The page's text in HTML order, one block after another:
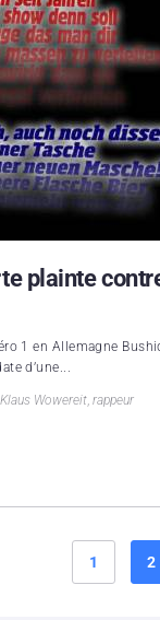
plainte
1 en Allemagne
d’une...
Klaus Wowereit, rappeur
1 2